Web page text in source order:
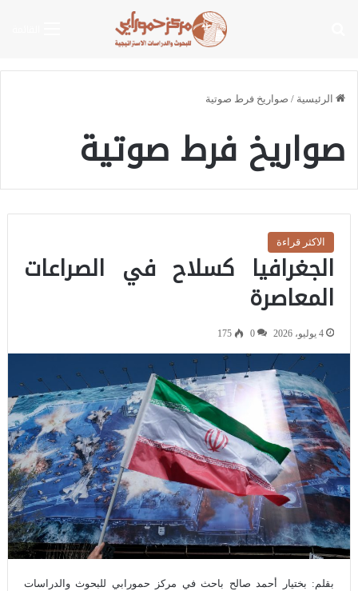
الرئيسية / صواريخ فرط صوتية
صواريخ فرط صوتية
الاكثر قراءة
الجغرافيا كسلاح في الصراعات
المعاصرة
4 يوليو، 2026 0
175
بقلم: بختيار أحمد صالح باحث في مركز حمورابي للبحوث والدراسات